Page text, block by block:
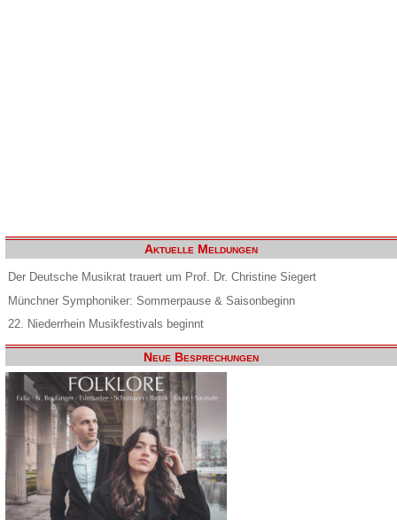
Aktuelle Meldungen
Der Deutsche Musikrat trauert um Prof. Dr. Christine Siegert
Münchner Symphoniker: Sommerpause & Saisonbeginn
22. Niederrhein Musikfestivals beginnt
Neue Besprechungen